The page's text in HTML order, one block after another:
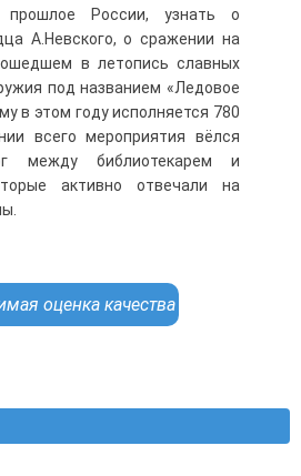
прошлое России, узнать о
А.Невского, о сражении на
в летопись славных
под названием «Ледовое
в этом году исполняется 780
всего мероприятия вёлся
между библиотекарем и
активно отвечали на
оценка качества